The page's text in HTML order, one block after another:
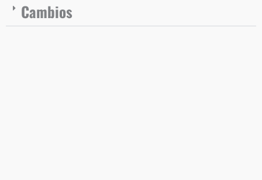
Cambios